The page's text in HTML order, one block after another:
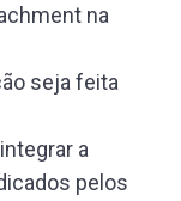
na
seja feita
a
pelos